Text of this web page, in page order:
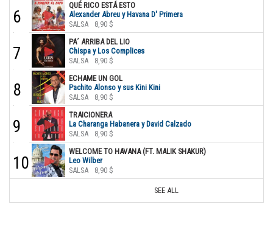
SEE ALL
6
QUÉ RICO ESTÁ ESTO
Alexander Abreu y Havana D' Primera
SALSA
8,90 $
7
PA´ ARRIBA DEL LIO
Chispa y Los Complices
SALSA
8,90 $
8
ECHAME UN GOL
Pachito Alonso y sus Kini Kini
SALSA
8,90 $
9
TRAICIONERA
La Charanga Habanera y David Calzado
SALSA
8,90 $
10
WELCOME TO HAVANA (FT. MALIK SHAKUR)
Leo Wilber
SALSA
8,90 $